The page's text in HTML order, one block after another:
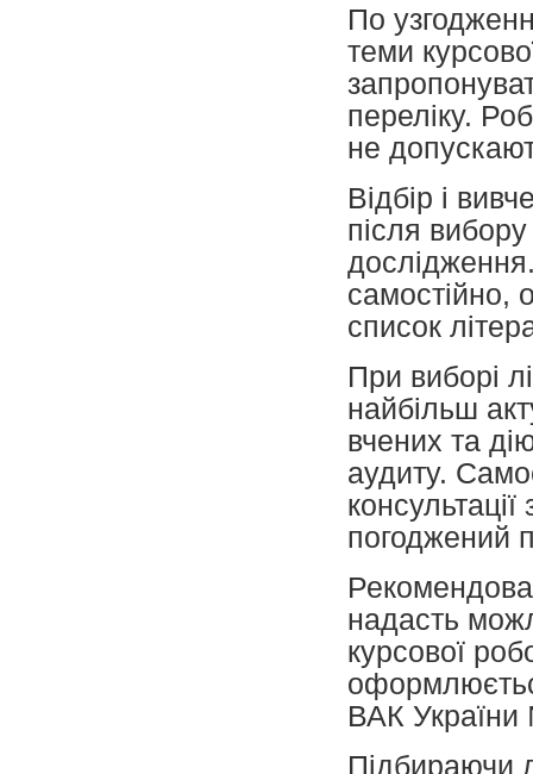
По
теми
переліку.
не
Відбір і
після
самостійно,
список
При виборі
найбільш
вчених та
аудиту.
погоджений
надасть
курсової
ВАК
Підбираючи